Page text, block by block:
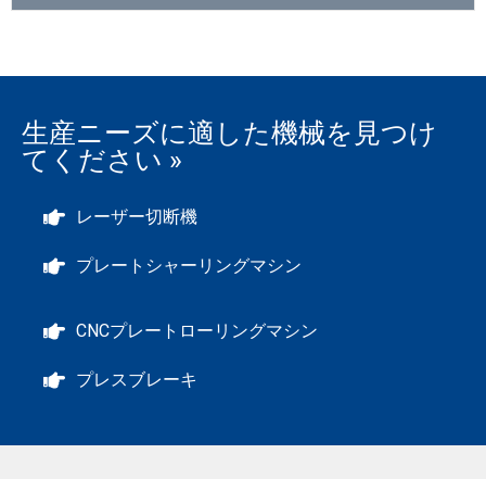
生産ニーズに適した機械を見つけ
てください »
レーザー切断機
プレートシャーリングマシン
CNCプレートローリングマシン
プレスブレーキ